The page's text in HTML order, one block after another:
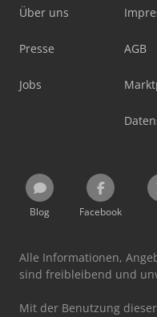
Über uns
Presse
Jobs
AGB
Blog Facebook
Alle Informationen,
sind freibleibend und
Mit der Benutzung